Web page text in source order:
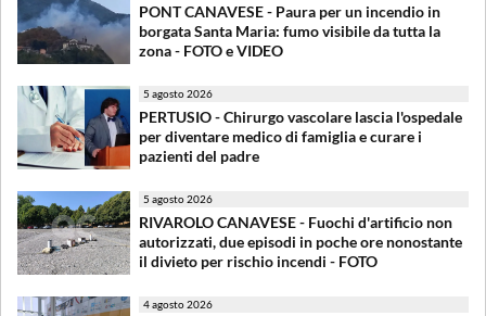
PONT CANAVESE - Paura per un incendio in
borgata Santa Maria: fumo visibile da tutta la
zona - FOTO e VIDEO
5 agosto 2026
PERTUSIO - Chirurgo vascolare lascia l'ospedale
per diventare medico di famiglia e curare i
pazienti del padre
5 agosto 2026
RIVAROLO CANAVESE - Fuochi d'artificio non
autorizzati, due episodi in poche ore nonostante
il divieto per rischio incendi - FOTO
4 agosto 2026